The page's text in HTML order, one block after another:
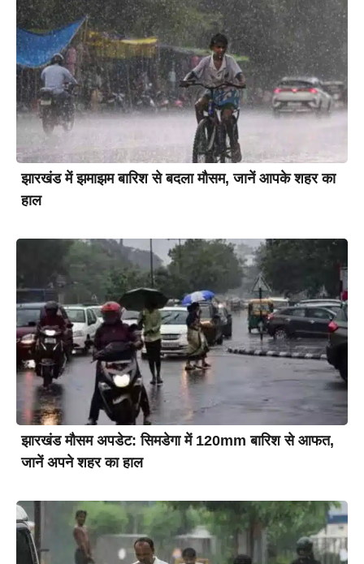
झारखंड में झमाझम बारिश से बदला मौसम, जानें आपके शहर का
हाल
झारखंड मौसम अपडेट: सिमडेगा में 120mm बारिश से आफत,
जानें अपने शहर का हाल